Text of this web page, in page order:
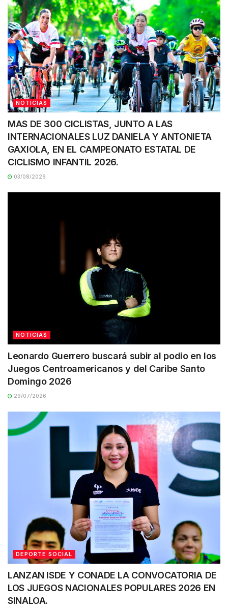
NOTICIAS
MAS DE 300 CICLISTAS, JUNTO A LAS
INTERNACIONALES LUZ DANIELA Y ANTONIETA
GAXIOLA, EN EL CAMPEONATO ESTATAL DE
CICLISMO INFANTIL 2026.
03/08/2026
NOTICIAS
Leonardo Guerrero buscará subir al podio en los
Juegos Centroamericanos y del Caribe Santo
Domingo 2026
29/07/2026
DEPORTE SOCIAL
LANZAN ISDE Y CONADE LA CONVOCATORIA DE
LOS JUEGOS NACIONALES POPULARES 2026 EN
SINALOA.